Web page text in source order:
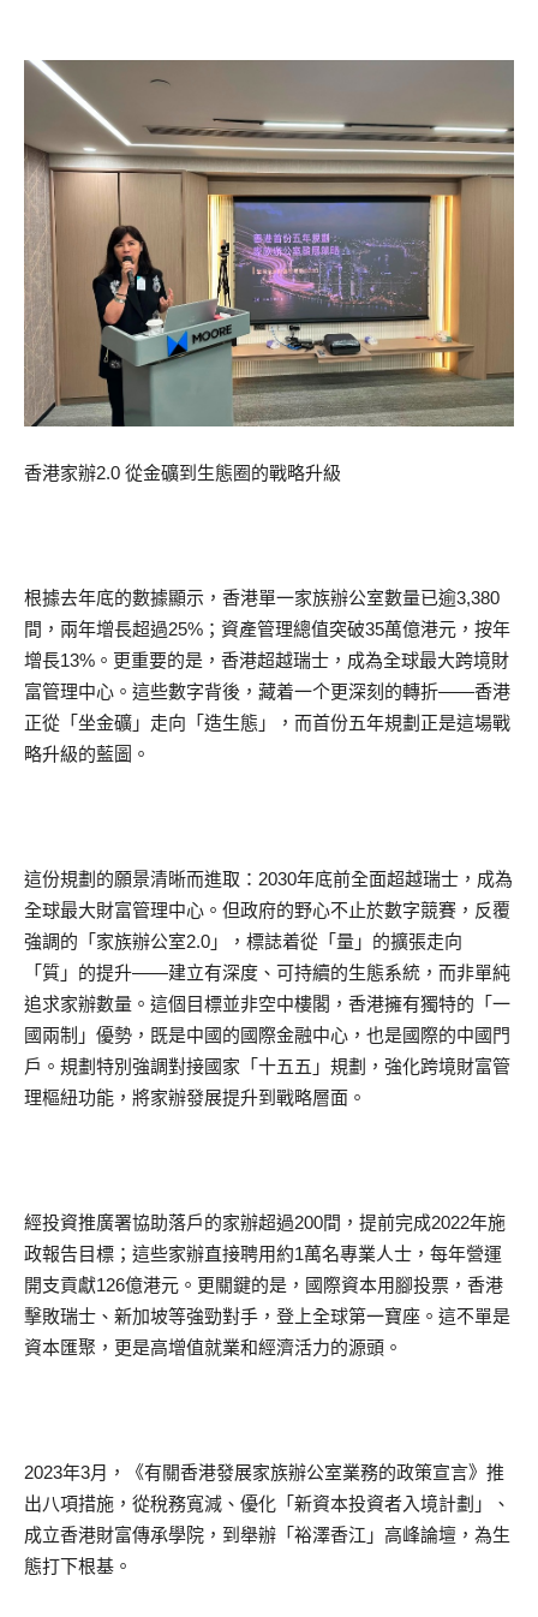
香港家辦2.0 從金礦到生態圈的戰略升級
根據去年底的數據顯示，香港單一家族辦公室數量已逾3,380
間，兩年增長超過25%；資產管理總值突破35萬億港元，按年
增長13%。更重要的是，香港超越瑞士，成為全球最大跨境財
富管理中心。這些數字背後，藏着一个更深刻的轉折——香港
正從「坐金礦」走向「造生態」，而首份五年規劃正是這場戰
略升級的藍圖。
這份規劃的願景清晰而進取：2030年底前全面超越瑞士，成為
全球最大財富管理中心。但政府的野心不止於數字競賽，反覆
強調的「家族辦公室2.0」，標誌着從「量」的擴張走向
「質」的提升——建立有深度、可持續的生態系統，而非單純
追求家辦數量。這個目標並非空中樓閣，香港擁有獨特的「一
國兩制」優勢，既是中國的國際金融中心，也是國際的中國門
戶。規劃特別強調對接國家「十五五」規劃，強化跨境財富管
理樞紐功能，將家辦發展提升到戰略層面。
經投資推廣署協助落戶的家辦超過200間，提前完成2022年施
政報告目標；這些家辦直接聘用約1萬名專業人士，每年營運
開支貢獻126億港元。更關鍵的是，國際資本用腳投票，香港
擊敗瑞士、新加坡等強勁對手，登上全球第一寶座。這不單是
資本匯聚，更是高增值就業和經濟活力的源頭。
2023年3月，《有關香港發展家族辦公室業務的政策宣言》推
出八項措施，從稅務寬減、優化「新資本投資者入境計劃」、
成立香港財富傳承學院，到舉辦「裕澤香江」高峰論壇，為生
態打下根基。